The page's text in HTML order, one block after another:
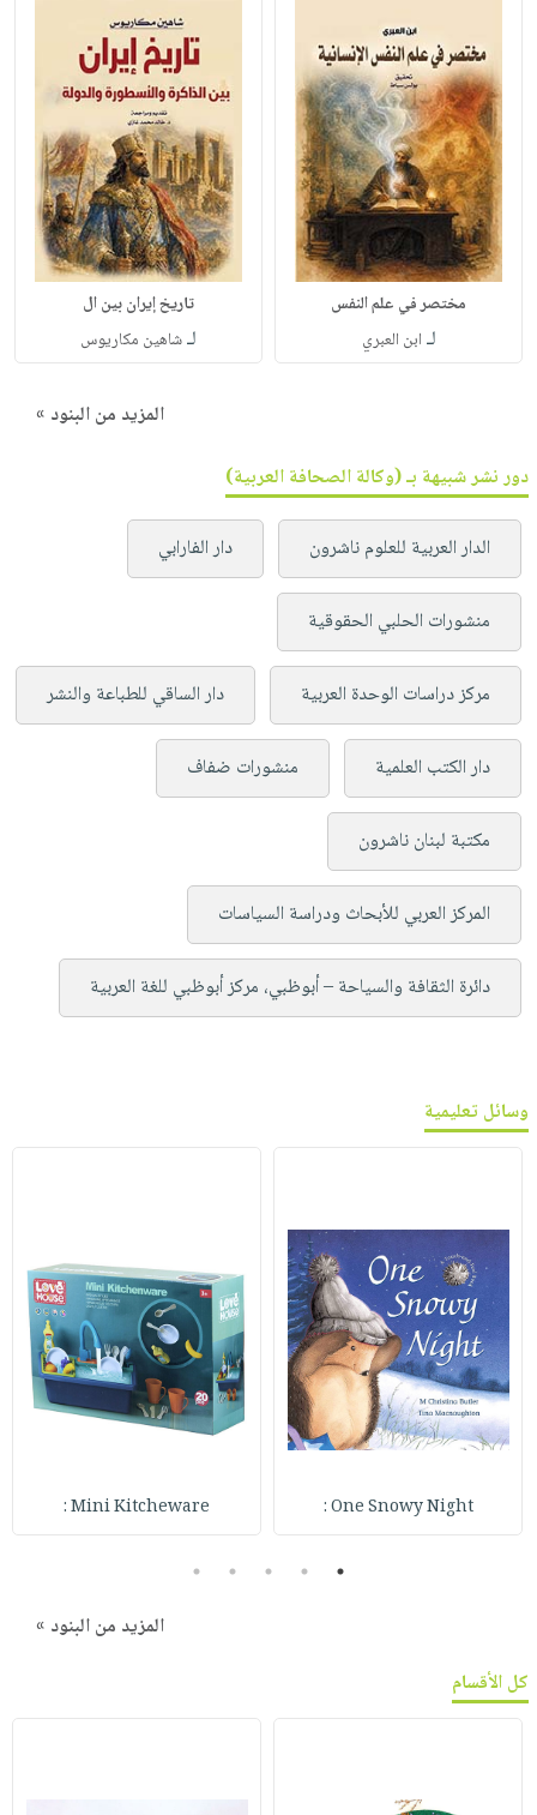
مختصر في علم النفس
لـ ابن العبري
تاريخ إيران بين ال
لـشاهين مكاريوس
المزيد من البنود »
دور نشر شبيهة بـ (وكالة الصحافة العربية)
الدار العربية للعلوم ناشرون دار الفارابي
منشورات الحلبي الحقوقية
مركز دراسات الوحدة العربية دار الساقي للطباعة والنشر
دار الكتب العلمية منشورات ضفاف
مكتبة لبنان ناشرون
المركز العربي للأبحاث ودراسة السياسات
دائرة الثقافة والسياحة – أبوظبي، مركز أبوظبي للغة العربية
وسائل تعليمية
One Snowy Night :
Mini Kitcheware :
1
2
3
4
5
المزيد من البنود »
كل الأقسام